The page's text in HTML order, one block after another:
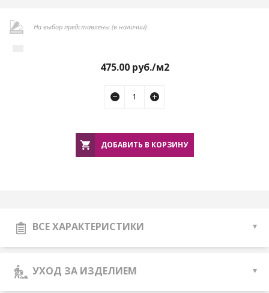
На выбор представлены (в наличии):
475.00руб./м2
ДОБАВИТЬ В КОРЗИНУ
ВСЕ ХАРАКТЕРИСТИКИ
УХОД ЗА ИЗДЕЛИЕМ